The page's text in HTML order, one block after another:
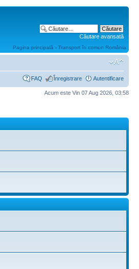
Căutare avansată
Pagina principală - Transport în comun România
FAQ Înregistrare Autentificare
Acum este Vin 07 Aug 2026, 03:58